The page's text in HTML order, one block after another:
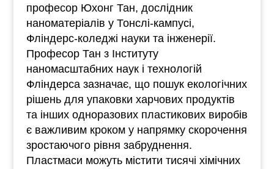
професор Юхонг Тан, дослідник
наноматеріалів у Тонслі-кампусі,
Фліндерс-коледжі науки та інженерії.
Професор Тан з Інституту
наномасштабних наук і технологій
Фліндерса зазначає, що пошук екологічних
рішень для упаковки харчових продуктів
та інших одноразових пластикових виробів
є важливим кроком у напрямку скорочення
зростаючого рівня забруднення.
Пластмаси можуть містити тисячі хімічних